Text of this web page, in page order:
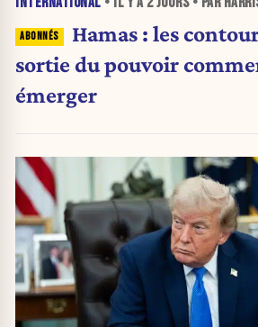
Hamas : les
sortie du pouvoir
émerger